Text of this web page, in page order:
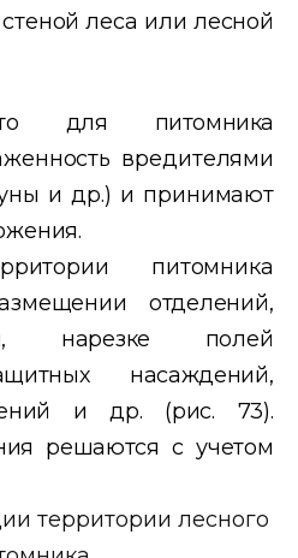
леса или лесной
для питомника
вредителями
и др.) и принимают
питомника
отделений,
нарезке полей
насаждений,
и др. (рис. 73).
решаются с учетом